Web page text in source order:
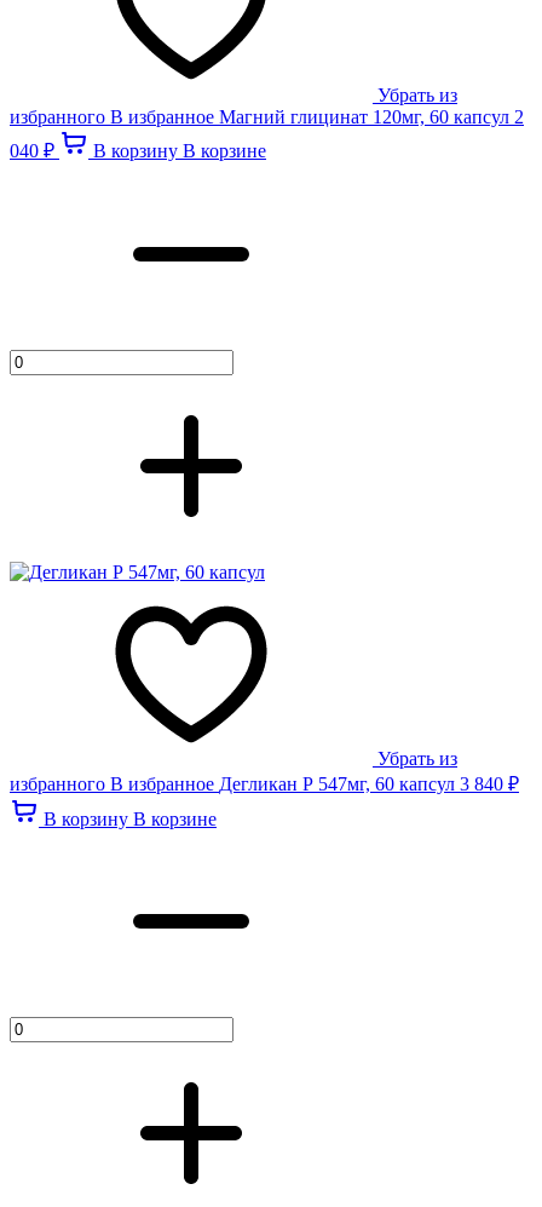
Убрать из
избранного В избранное Магний глицинат 120мг, 60 капсул 2
040 ₽
В корзину В корзине
Убрать из
избранного В избранное Дегликан Р 547мг, 60 капсул 3 840 ₽
В корзину В корзине